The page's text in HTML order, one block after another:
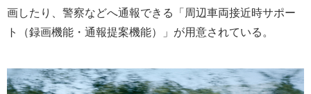
画したり、警察などへ通報できる「周辺車両接近時サポー
ト（録画機能・通報提案機能）」が用意されている。